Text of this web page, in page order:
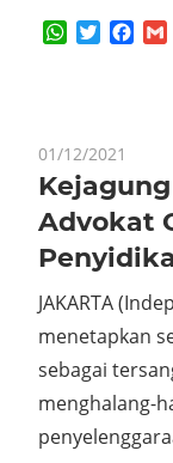
WhatsApp
Twitter
01/12/2021
Advokat
JAKARTA
menetapkan
sebagai
menghalang-